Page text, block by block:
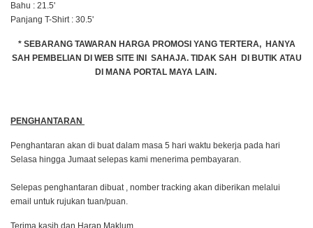
Bahu : 21.5'
Panjang T-Shirt : 30.5'
* SEBARANG TAWARAN HARGA PROMOSI YANG TERTERA, HANYA
SAH PEMBELIAN DI WEB SITE INI SAHAJA. TIDAK SAH DI BUTIK ATAU
DI MANA PORTAL MAYA LAIN.
PENGHANTARAN
Penghantaran akan di buat dalam masa 5 hari waktu bekerja pada hari
Selasa hingga Jumaat selepas kami menerima pembayaran.
Selepas penghantaran dibuat , nomber tracking akan diberikan melalui
email untuk rujukan tuan/puan.